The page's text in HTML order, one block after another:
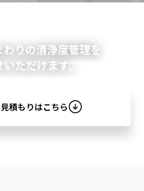
りの清浄度管理を
ただけます。
積もりはこちら